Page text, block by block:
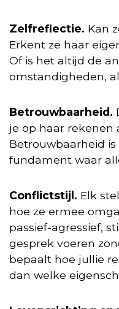
Zelfreflectie. Kan
Erkent ze haar
Of is het altijd de
omstandigheden,
Betrouwbaarheid.
je op haar rekenen
Betrouwbaarheid
fundament waar
Conflictstijl. Elk
hoe ze ermee
passief-agressief,
gesprek voeren
bepaalt hoe jullie
dan welke